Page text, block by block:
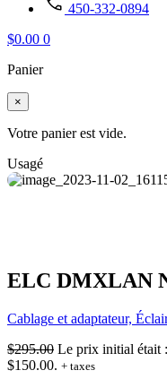
450-332-0894
$0.00 0
Panier
×
Votre panier est vide.
Usagé
ELC DMXLAN
Cablage et adaptateur,
$295.00 Le prix initial était
$150.00. + taxes